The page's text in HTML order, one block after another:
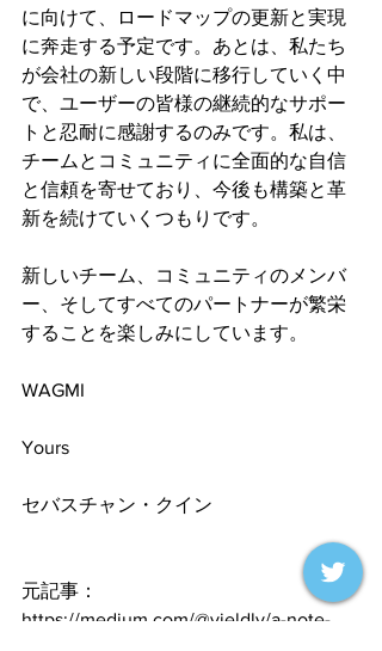
に向けて、ロードマップの更新と実現
に奔走する予定です。あとは、私たち
が会社の新しい段階に移行していく中
で、ユーザーの皆様の継続的なサポー
トと忍耐に感謝するのみです。私は、
チームとコミュニティに全面的な自信
と信頼を寄せており、今後も構築と革
新を続けていくつもりです。
新しいチーム、コミュニティのメンバ
ー、そしてすべてのパートナーが繁栄
することを楽しみにしています。
WAGMI
Yours
セバスチャン・クイン
元記事：
https://medium.com/@yieldly/a-note-